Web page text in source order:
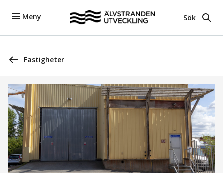
Meny Sök
Fastigheter